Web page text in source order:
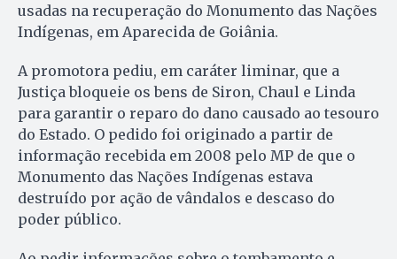
usadas na recuperação do Monumento das Nações
Indígenas, em Aparecida de Goiânia.
A promotora pediu, em caráter liminar, que a
Justiça bloqueie os bens de Siron, Chaul e Linda
para garantir o reparo do dano causado ao tesouro
do Estado. O pedido foi originado a partir de
informação recebida em 2008 pelo MP de que o
Monumento das Nações Indígenas estava
destruído por ação de vândalos e descaso do
poder público.